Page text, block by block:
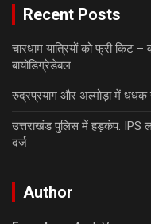
Recent Posts
चारधाम यात्रियों को फ्री किट
बायोडिग्रेडेबल
रुद्रप्रयाग और अल्मोड़ा में
उत्तराखंड पुलिस में हड़कंप: IPS
दर्ज
Author